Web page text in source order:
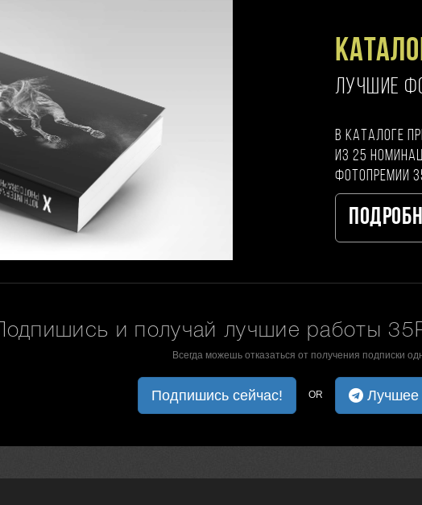
ЛУЧШИЕ
В каталоге
из 25
фотопремии
Подпишись и получай лучшие работы
Всегда можешь отказаться от получения подписки
Подпишись сейчас! OR Лучшее